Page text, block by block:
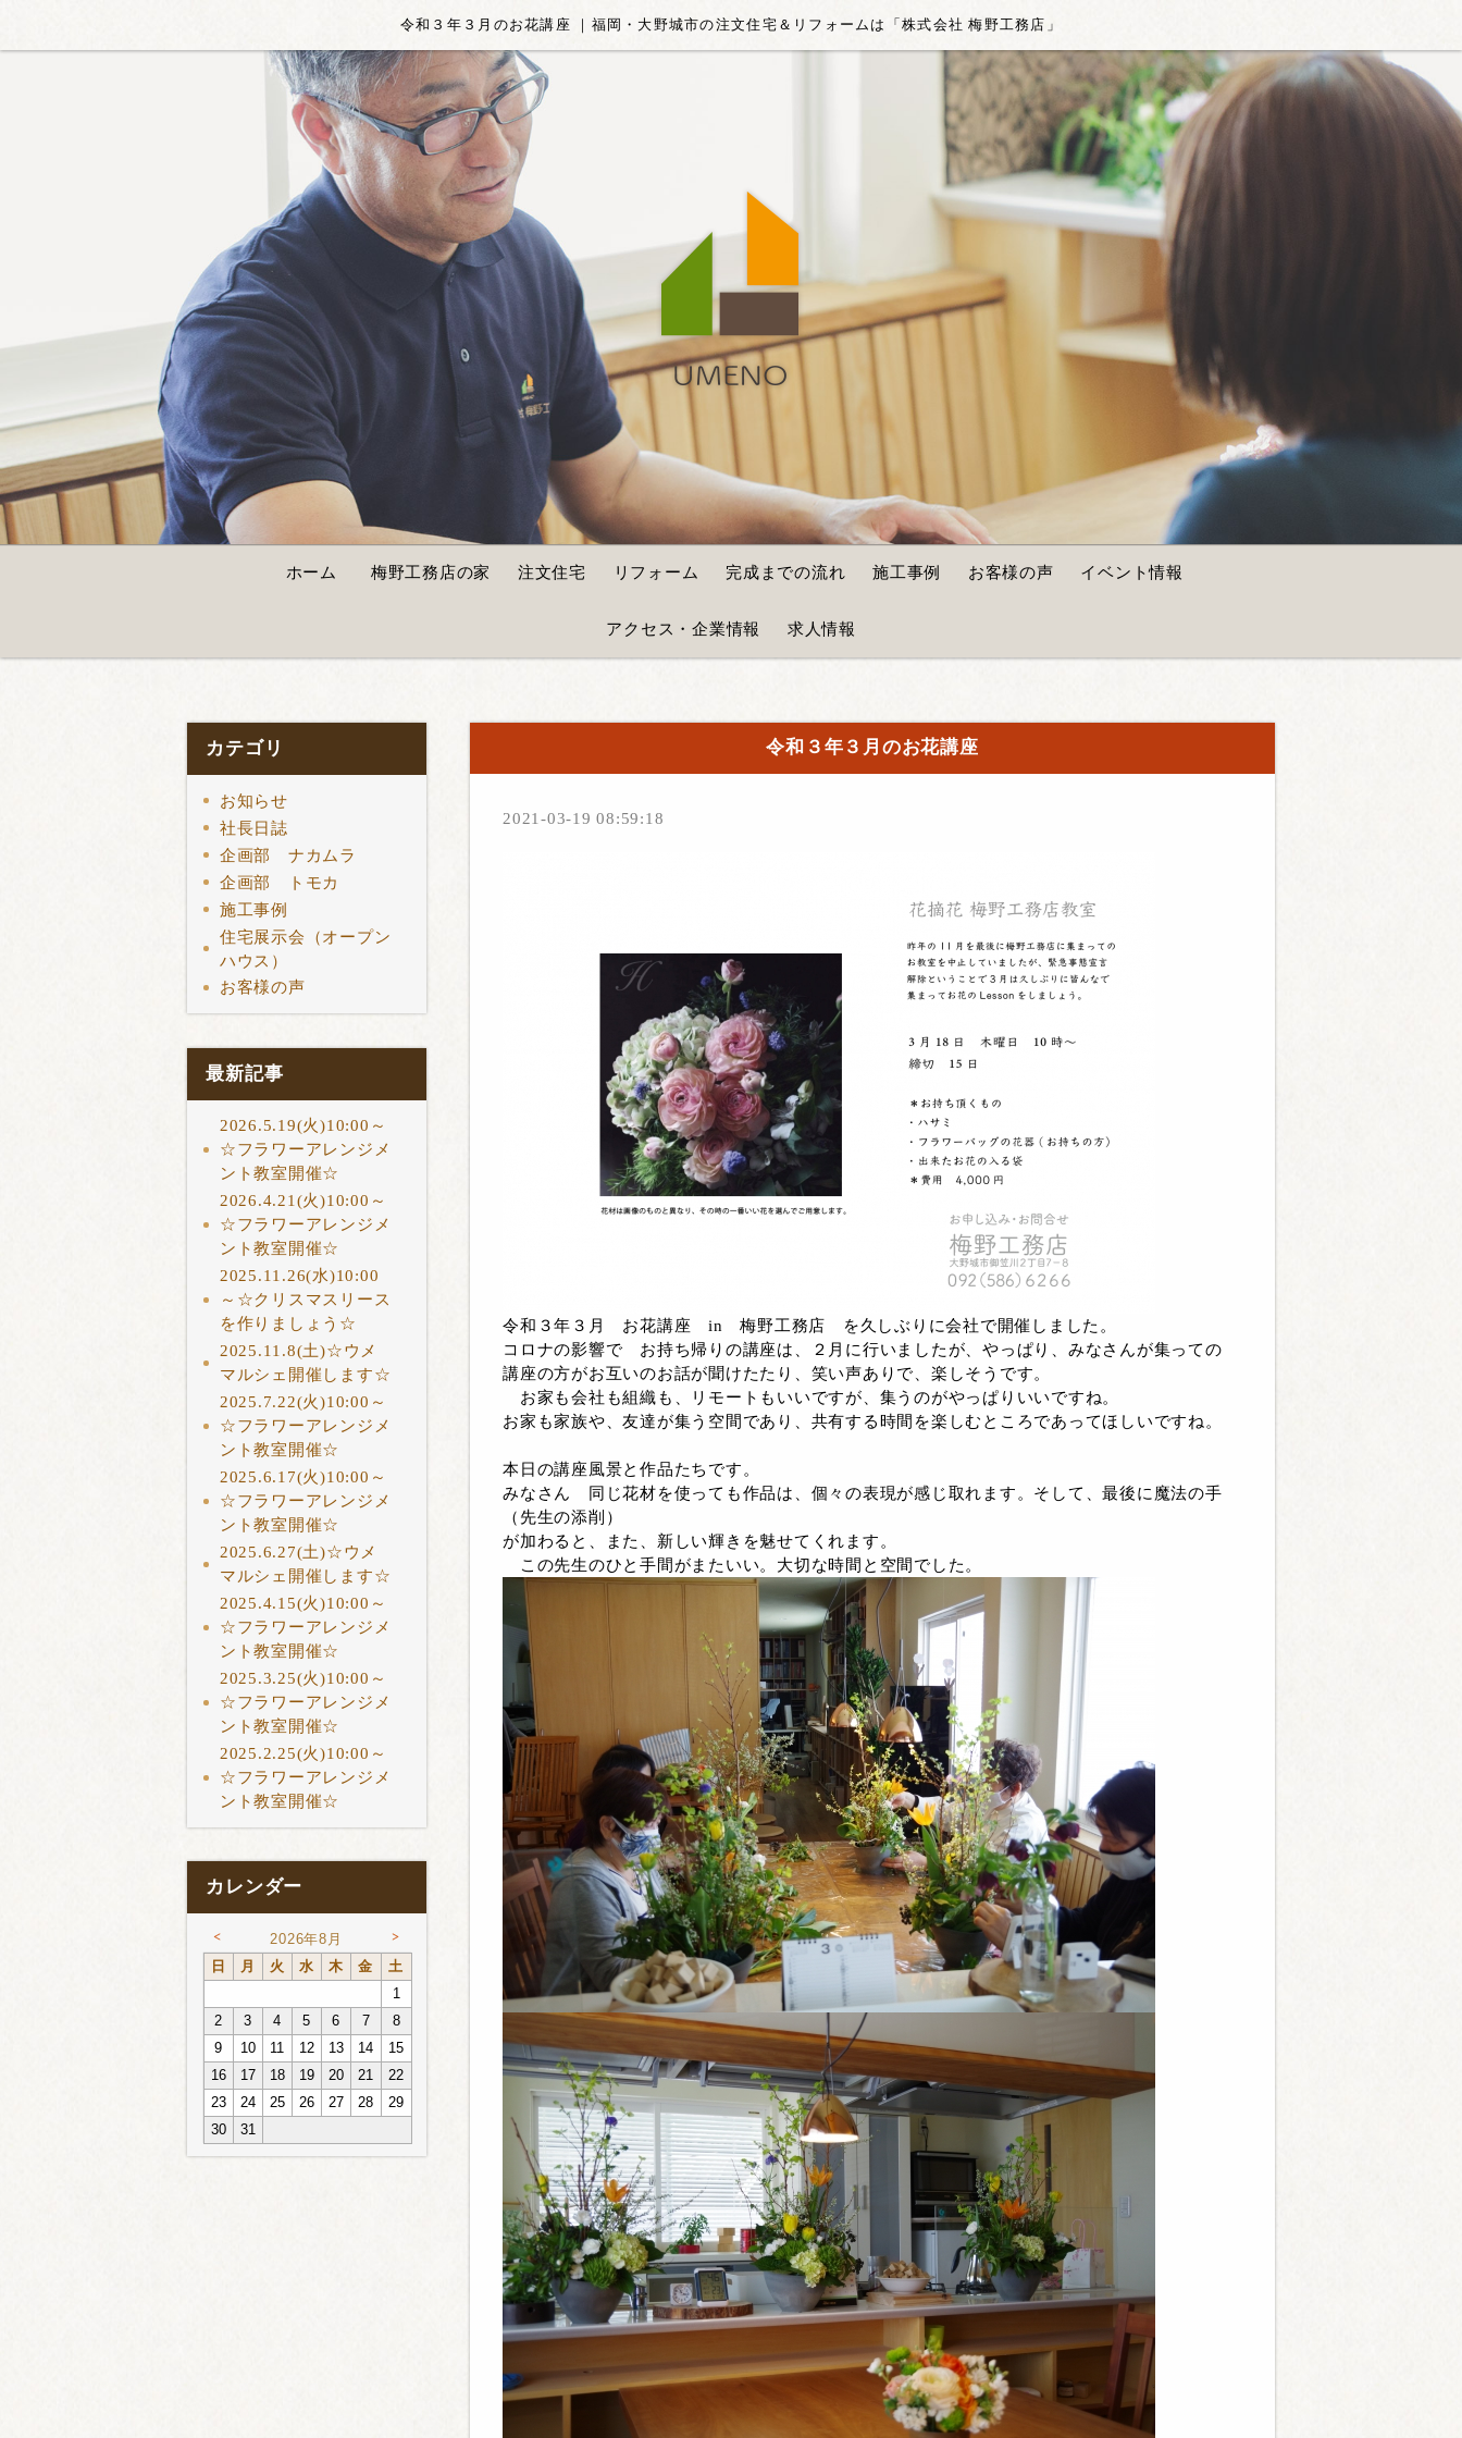
令和３年３月のお花講座 ｜福岡・大野城市の注文住宅＆リフォームは「株式会社 梅野工務店」
ホーム 梅野工務店の家 注文住宅 リフォーム 完成までの流れ 施工事例 お客様の声 イベント情報
アクセス・企業情報 求人情報
カテゴリ
お知らせ
社長日誌
企画部 ナカムラ
企画部 トモカ
施工事例
住宅展示会（オープン
ハウス）
お客様の声
最新記事
2026.5.19(火)10:00～
☆フラワーアレンジメ
ント教室開催☆
2026.4.21(火)10:00～
☆フラワーアレンジメ
ント教室開催☆
2025.11.26(水)10:00
～☆クリスマスリース
を作りましょう☆
2025.11.8(土)☆ウメ
マルシェ開催します☆
2025.7.22(火)10:00～
☆フラワーアレンジメ
ント教室開催☆
2025.6.17(火)10:00～
☆フラワーアレンジメ
ント教室開催☆
2025.6.27(土)☆ウメ
マルシェ開催します☆
2025.4.15(火)10:00～
☆フラワーアレンジメ
ント教室開催☆
2025.3.25(火)10:00～
☆フラワーアレンジメ
ント教室開催☆
2025.2.25(火)10:00～
☆フラワーアレンジメ
ント教室開催☆
カレンダー
< 2026年8月 >
日 月 火 水 木 金
土
1
2
3 4 5 6 7
8
9
10 11 12 13 14
15
16
17 18 19 20 21
22
23
24 25 26 27 28
29
30
31
令和３年３月のお花講座
2021-03-19 08:59:18
令和３年３月 お花講座 in 梅野工務店 を久しぶりに会社で開催しました。
コロナの影響で お持ち帰りの講座は、２月に行いましたが、やっぱり、みなさんが集っての
講座の方がお互いのお話が聞けたたり、笑い声ありで、楽しそうです。
お家も会社も組織も、リモートもいいですが、集うのがやっぱりいいですね。
お家も家族や、友達が集う空間であり、共有する時間を楽しむところであってほしいですね。
本日の講座風景と作品たちです。
みなさん 同じ花材を使っても作品は、個々の表現が感じ取れます。そして、最後に魔法の手
（先生の添削）
が加わると、また、新しい輝きを魅せてくれます。
この先生のひと手間がまたいい。大切な時間と空間でした。